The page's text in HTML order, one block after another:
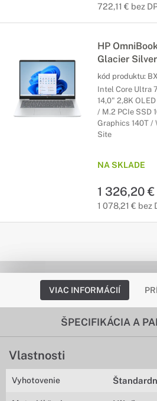
722,11 € bez
HP
Glacier Silver
kód produktu:
Intel Core Ultra
14,0" 2,8K
/ M.2 PCIe SSD
Graphics 140T /
Site
NA SKLADE
1 326,20 €
1 078,21 € bez
VIAC INFORMÁCIÍ
ŠPECIFIKÁCIA A
Vlastnosti
Vyhotovenie